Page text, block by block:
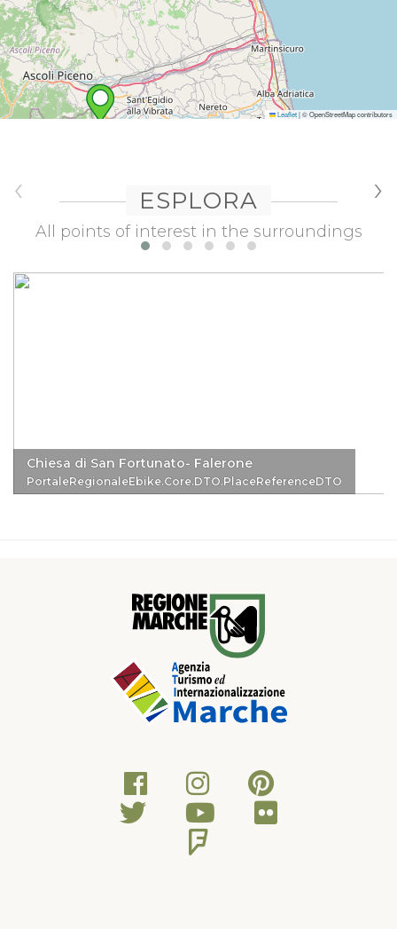
Leaflet|© OpenStreetMap contributors
ESPLORA
All points of interest in the surroundings
Chiesa di San Fortunato- Falerone
PortaleRegionaleEbike.Core.DTO.PlaceReferenceDTO
‹ ›